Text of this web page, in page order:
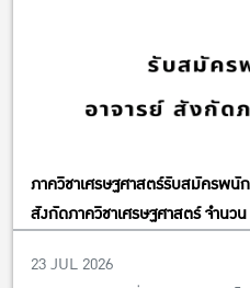
ภาควิชาเศรษฐศาสตร์รับสมัครพนั
สังกัดภาควิชาเศรษฐศาสตร์ จำน
23 JUL 2026